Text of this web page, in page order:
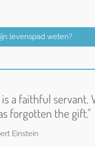
levenspad weten?
a faithful servant.
forgotten the gift."
Einstein